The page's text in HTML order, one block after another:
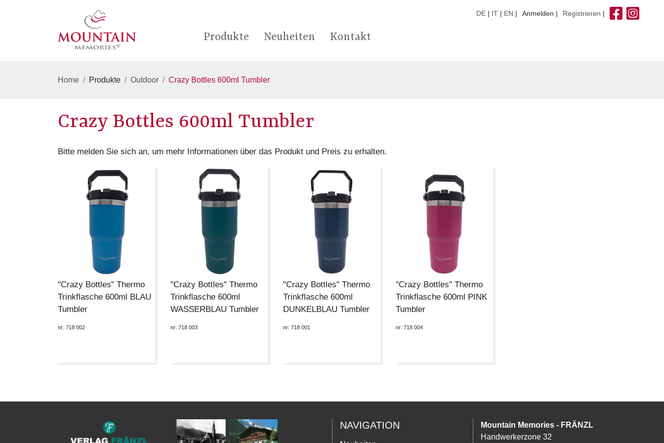
DE | IT | EN Anmelden Registrieren
Produkte Neuheiten Kontakt
Home Produkte Outdoor Crazy Bottles 600ml Tumbler
Crazy Bottles 600ml Tumbler
Bitte melden Sie sich an, um mehr Informationen über das Produkt und Preis zu erhalten.
"Crazy Bottles" Thermo
Trinkflasche 600ml BLAU
Tumbler
nr: 718 002
"Crazy Bottles" Thermo
Trinkflasche 600ml
WASSERBLAU Tumbler
nr: 718 003
"Crazy Bottles" Thermo
Trinkflasche 600ml
DUNKELBLAU Tumbler
nr: 718 001
"Crazy Bottles" Thermo
Trinkflasche 600ml PINK
Tumbler
nr: 718 004
NAVIGATION
Mountain Memories - FRÄNZL
Handwerkerzone 32